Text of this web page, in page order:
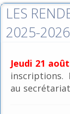
LES
2025-2026
Jeudi 21 août
inscriptions.
au